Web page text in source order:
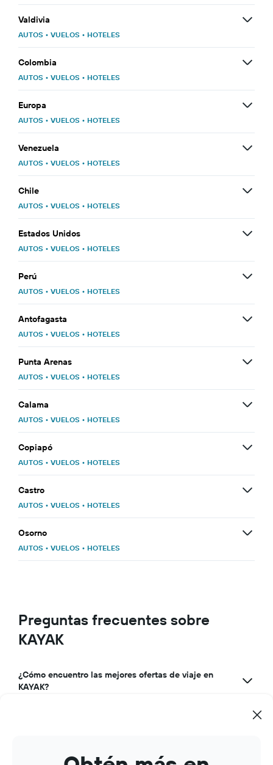
Valdivia
AUTOS • VUELOS • HOTELES
Colombia
AUTOS • VUELOS • HOTELES
Europa
AUTOS • VUELOS • HOTELES
Venezuela
AUTOS • VUELOS • HOTELES
Chile
AUTOS • VUELOS • HOTELES
Estados Unidos
AUTOS • VUELOS • HOTELES
Perú
AUTOS • VUELOS • HOTELES
Antofagasta
AUTOS • VUELOS • HOTELES
Punta Arenas
AUTOS • VUELOS • HOTELES
Calama
AUTOS • VUELOS • HOTELES
Copiapó
AUTOS • VUELOS • HOTELES
Castro
AUTOS • VUELOS • HOTELES
Osorno
AUTOS • VUELOS • HOTELES
Preguntas frecuentes sobre
KAYAK
¿Cómo encuentro las mejores ofertas de viaje en
KAYAK?
reservas de viajes?